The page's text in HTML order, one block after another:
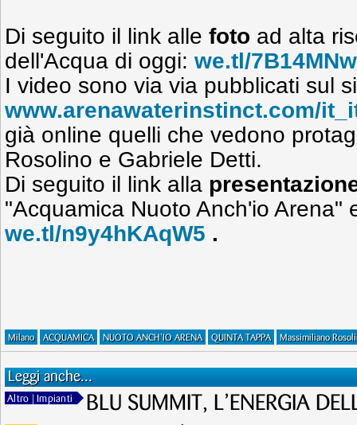
Di seguito il link alle foto ad alta
dell'Acqua di oggi: we.tl/
I video sono via via pubblicati sul
www.arenawaterinstinct.com/
già online quelli che vedono
Rosolino e Gabriele Detti.
Di seguito il link alla
"Acquamica Nuoto Anch'io Arena"
we.tl/n9y4hKAqW5 .
Milano ACQUAMICA NUOTO ANCH'IO ARENA QUINTA TAPPA Massimiliano
Leggi anche...
Altro | Impianti BLU SUMMIT, L’ENERGIA